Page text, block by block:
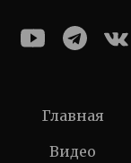
Главная
Видео